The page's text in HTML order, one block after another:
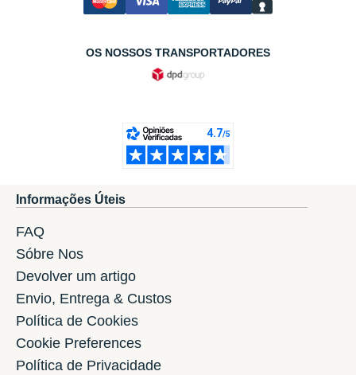
OS NOSSOS TRANSPORTADORES
Informações Úteis
FAQ
Sóbre Nos
Devolver um artigo
Envio, Entrega & Custos
Política de Cookies
Cookie Preferences
Política de Privacidade